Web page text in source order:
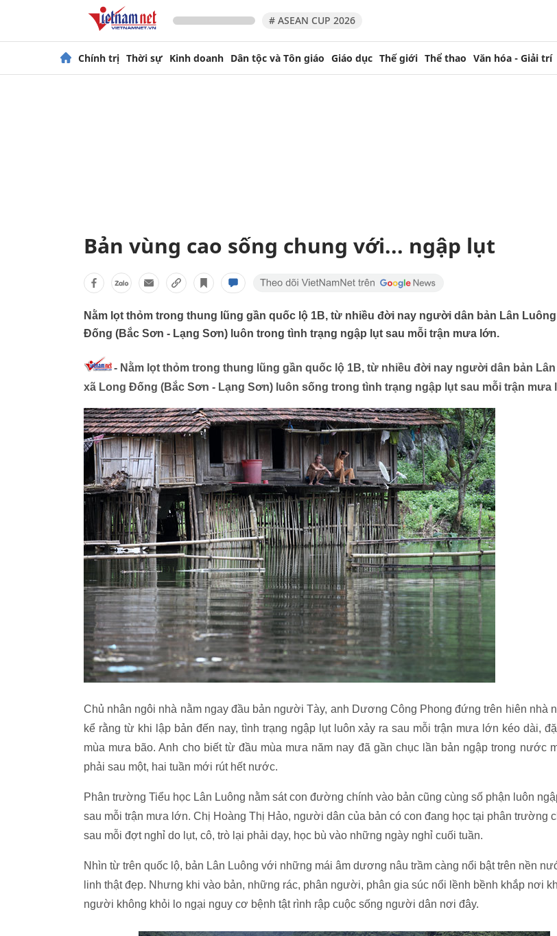
# ASEAN CUP 2026
Chính trị Thời sự Kinh doanh Dân tộc và Tôn giáo Giáo dục Thế giới Thể thao Văn hóa - Giải trí
Bản vùng cao sống chung với... ngập lụt
Nằm lọt thỏm trong thung lũng gần quốc lộ 1B, từ nhiều đời nay người dân bản Lân
Đống (Bắc Sơn - Lạng Sơn) luôn trong tình trạng ngập lụt sau mỗi trận mưa lớn.
- Nằm lọt thỏm trong thung lũng gần quốc lộ 1B, từ nhiều đời nay người dân bản
xã Long Đống (Bắc Sơn - Lạng Sơn) luôn sống trong tình trạng ngập lụt sau mỗi trận mưa
Chủ nhân ngôi nhà nằm ngay đầu bản người Tày, anh Dương Công Phong đứng trên hiên nhà
kể rằng từ khi lập bản đến nay, tình trạng ngập lụt luôn xảy ra sau mỗi trận mưa lớn kéo dài,
mùa mưa bão. Anh cho biết từ đầu mùa mưa năm nay đã gần chục lần bản ngập trong nước
phải sau một, hai tuần mới rút hết nước.
Phân trường Tiểu học Lân Luông nằm sát con đường chính vào bản cũng cùng số phận luôn
sau mỗi trận mưa lớn. Chị Hoàng Thị Hảo, người dân của bản có con đang học tại phân trường
sau mỗi đợt nghỉ do lụt, cô, trò lại phải dạy, học bù vào những ngày nghỉ cuối tuần.
Nhìn từ trên quốc lộ, bản Lân Luông với những mái âm dương nâu trầm càng nổi bật trên nền
linh thật đẹp. Nhưng khi vào bản, những rác, phân người, phân gia súc nổi lềnh bềnh khắp nơi
người không khỏi lo ngại nguy cơ bệnh tật rình rập cuộc sống người dân nơi đây.